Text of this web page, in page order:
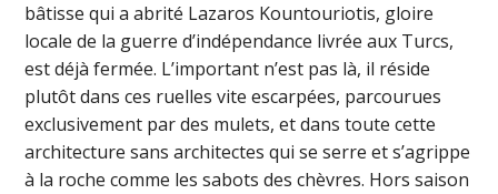
bâtisse qui a abrité Lazaros Kountouriotis, gloire
locale de la guerre d’indépendance livrée aux Turcs,
est déjà fermée. L’important n’est pas là, il réside
plutôt dans ces ruelles vite escarpées, parcourues
exclusivement par des mulets, et dans toute cette
architecture sans architectes qui se serre et s’agrippe
à la roche comme les sabots des chèvres. Hors saison